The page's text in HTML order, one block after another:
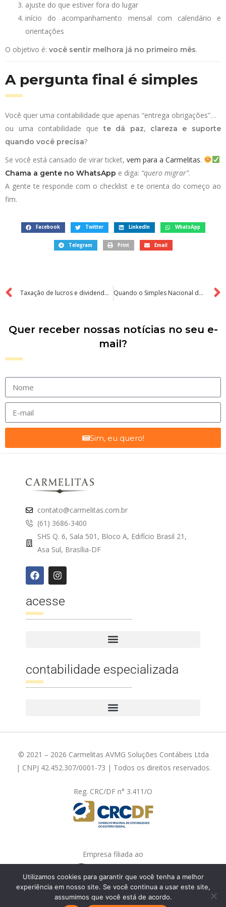
ajuste do que estiver fora do lugar
início do acompanhamento mensal com calendário e
orientações
O objetivo é: você sentir melhora já no primeiro mês.
A pergunta final é simples
Você quer uma contabilidade que apenas “entrega obrigações”…
ou uma contabilidade quete dá paz, clareza e suporte
quando você precisa?
Se você está cansado de virar ticket, vem para a Carmelitas.
Chama a gente no WhatsApp e diga: “quero migrar”.
A gente te responde com o checklist e te orienta do começo ao
fim.
Facebook Twitter LinkedIn WhatsApp
Telegram Print Email
Taxação de lucros e dividendos: o que realmente muda (e como o STF “desafogou” o prazo) Quando o Simples Nacional deixa de ser vantajoso para empresas
Quer receber nossas notícias no seu e-
mail?
Sim, eu quero!
contato@carmelitas.com.br
(61) 3686-3400
SHS Q. 6, Sala 501, Bloco A, Edifício Brasil 21,
Asa Sul, Brasília-DF
acesse
contabilidade especializada
© 2021 – 2026 Carmelitas AVMG Soluções Contábeis Ltda
| CNPJ 42.452.307/0001-73 | Todos os direitos reservados.
Reg. CRC/DF n° 3.411/O
Empresa filiada ao
Utilizamos cookies para garantir que você tenha a melhor
experiência em nosso site. Se você continua a usar este site,
assumimos que você está de acordo.
Fale com a gente!